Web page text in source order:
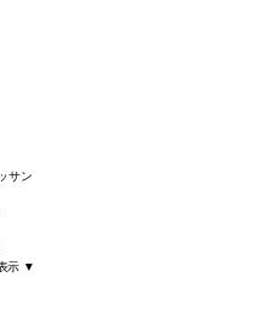
サン
示 ▼